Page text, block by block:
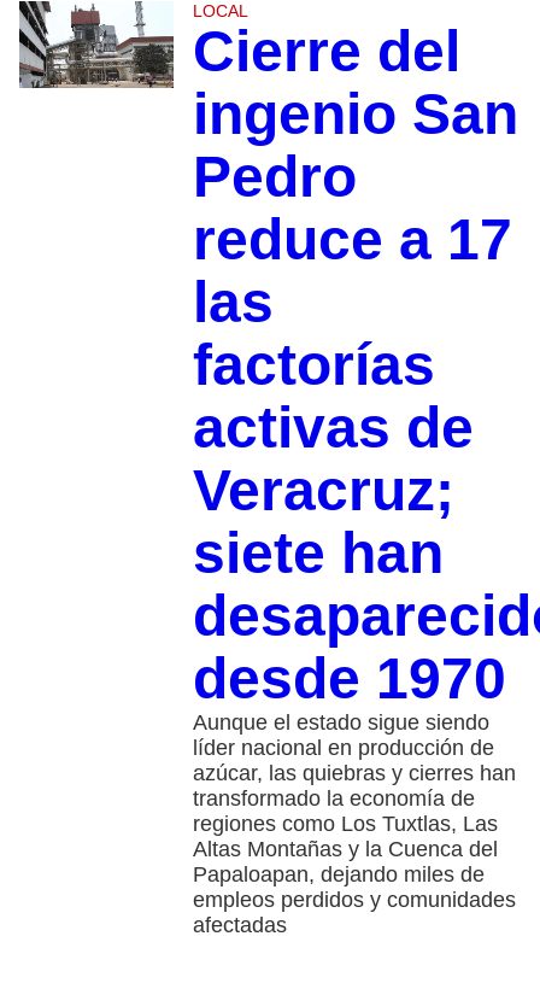
LOCAL
Cierre del
ingenio San
Pedro
reduce a 17
las
factorías
activas de
Veracruz;
siete han
desde 1970
Aunque el estado sigue siendo
líder nacional en producción de
azúcar, las quiebras y cierres han
transformado la economía de
regiones como Los Tuxtlas, Las
Altas Montañas y la Cuenca del
Papaloapan, dejando miles de
empleos perdidos y comunidades
afectadas